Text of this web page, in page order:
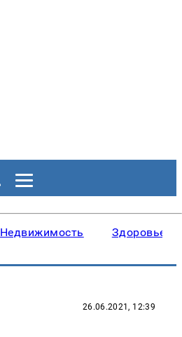
Недвижимость Здоровье
26.06.2021, 12:39